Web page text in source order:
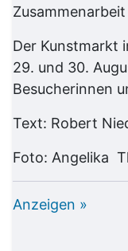
Der Kunstmarkt
29. und 30.
Besucherinnen
Text: Robert
Foto: Angelika
Anzeigen »